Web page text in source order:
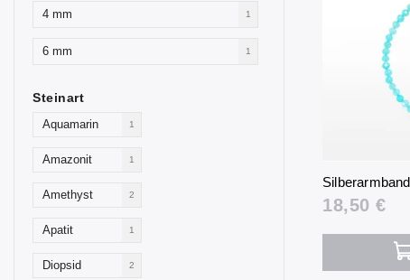
4 mm 1
6 mm 1
Steinart
Aquamarin 1
Amazonit 1
Amethyst 2
Apatit 1
Diopsid 2
18,50 €